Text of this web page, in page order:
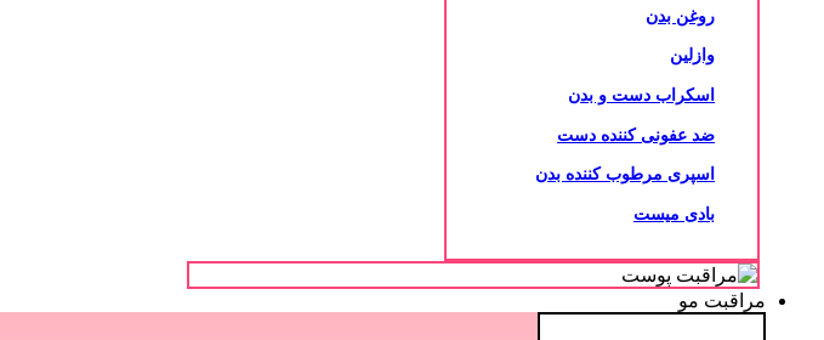
روغن بدن
وازلین
اسکراب دست و بدن
ضد عفونی کننده دست
اسپری مرطوب کننده بدن
بادی میست
مراقبت مو